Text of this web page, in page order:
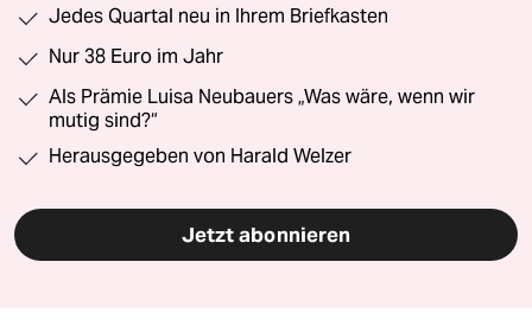
Jedes Quartal neu in Ihrem Briefkasten
Nur 38 Euro im Jahr
Als Prämie Luisa Neubauers „Was wäre, wenn wir
mutig sind?“
Herausgegeben von Harald Welzer
Jetzt abonnieren